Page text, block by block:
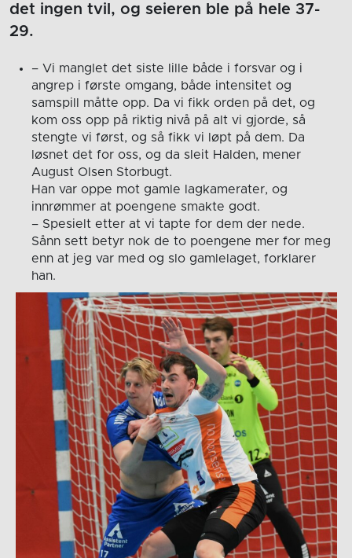
det ingen tvil, og seieren ble på hele 37-
29.
– Vi manglet det siste lille både i forsvar og i
angrep i første omgang, både intensitet og
samspill måtte opp. Da vi fikk orden på det, og
kom oss opp på riktig nivå på alt vi gjorde, så
stengte vi først, og så fikk vi løpt på dem. Da
løsnet det for oss, og da sleit Halden, mener
August Olsen Storbugt.
Han var oppe mot gamle lagkamerater, og
innrømmer at poengene smakte godt.
– Spesielt etter at vi tapte for dem der nede.
Sånn sett betyr nok de to poengene mer for meg
enn at jeg var med og slo gamlelaget, forklarer
han.